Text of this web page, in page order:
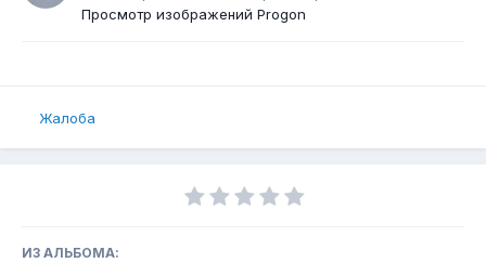
Просмотр изображений Progon
Жалоба
ИЗ АЛЬБОМА: